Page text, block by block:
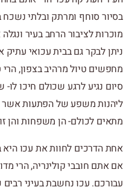
בסיור סוחף ומרתק ובלתי
מוכרות לציבור הרחב בעיר
ניתן לבקר גם בבית עכואי
מחפשים טיול מרהיב בצפון, הרי
סיום נגיע לרגע שכולם חיכו לו-
ליהנות משפע של הפתעות אשר
מתאים לכולם- הן משפחות והן
אחת הדרכים לחוות את עכו היא
אם אתם חובבי קולינריה, הרי
עבורכם. עכו נחשבת בעיני רבים